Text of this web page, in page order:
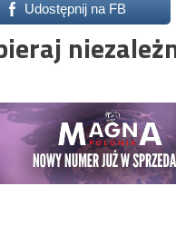
Udostępnij na FB